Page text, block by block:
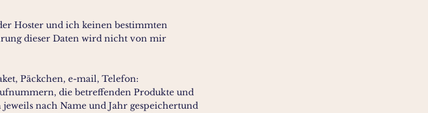
Hoster und ich keinen bestimmten
dieser Daten wird nicht von mir
Päckchen, e-mail, Telefon:
die betreffenden Produkte und
nach Name und Jahr gespeichertund